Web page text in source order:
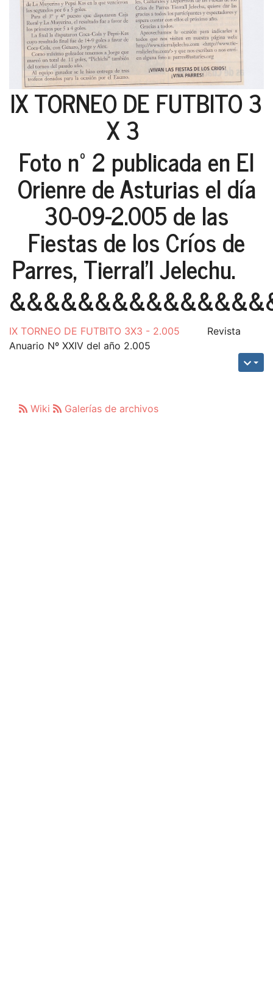
IX TORNEO DE FUTBITO 3
X 3
Foto nº 2 publicada en El
Orienre de Asturias el día
30-09-2.005 de las
Fiestas de los Críos de
Parres, Tierral'l Jelechu.
IX TORNEO DE FUTBITO 3X3 - 2.005 Revista
Anuario Nº XXIV del año 2.005
Wiki Galerías de archivos